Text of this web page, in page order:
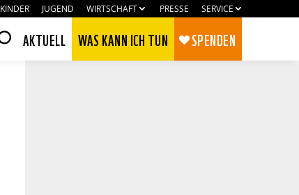
KINDER JUGEND WIRTSCHAFT PRESSE SERVICE
AKTUELL WAS KANN ICH TUN SPENDEN